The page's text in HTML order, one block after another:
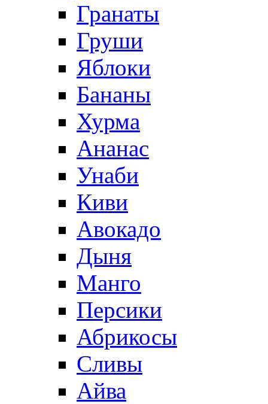
Гранаты
Груши
Яблоки
Бананы
Хурма
Ананас
Унаби
Киви
Авокадо
Дыня
Манго
Персики
Абрикосы
Сливы
Айва